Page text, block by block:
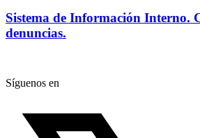
Sistema de Información Interno.
denuncias.
Síguenos en